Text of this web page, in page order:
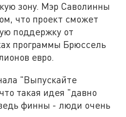
зону. Мэр Саволинны
что проект сможет
поддержку от
программы Брюссель
евро.
"Выпускайте
такая идея "давно
финны - люди очень